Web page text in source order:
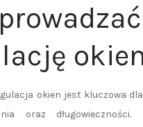
okien jest kluczowa
oraz